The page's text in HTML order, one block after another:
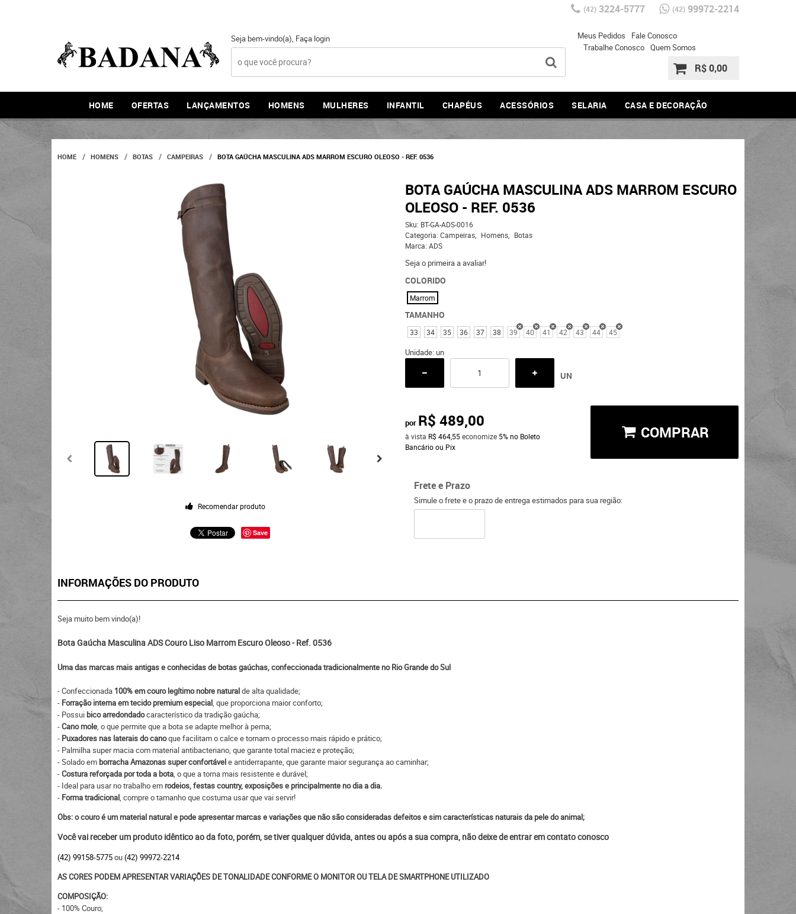
(42)3224-5777 (42)99972-2214
Seja bem-vindo(a), Faça login Meus Pedidos
Fale Conosco
Trabalhe Conosco Quem Somos
R$ 0,00
HOME OFERTAS LANÇAMENTOS HOMENS MULHERES INFANTIL CHAPÉUS ACESSÓRIOS SELARIA CASA E DECORAÇÃO
HOME HOMENS BOTAS CAMPEIRAS BOTA GAÚCHA MASCULINA ADS MARROM ESCURO OLEOSO - REF. 0536
Recomendar produto
Save
BOTA GAÚCHA MASCULINA ADS MARROM ESCURO
OLEOSO - REF. 0536
Sku: BT-GA-ADS-0016
Categoria: Campeiras Homens
Botas
Marca: ADS
Seja o primeira a avaliar!
COLORIDO
Marrom
TAMANHO
33 34 35 36 37 38 39 40 41 42 43 44 45
Unidade: un
UN
por R$ 489,00
à vista R$ 464,55economize 5% no Boleto
Bancário ou Pix
COMPRAR
Frete e Prazo
Simule o frete e o prazo de entrega estimados para sua região:
INFORMAÇÕES DO PRODUTO
Seja muito bem vindo(a)!
Bota Gaúcha Masculina ADS Couro Liso Marrom Escuro Oleoso - Ref. 0536
Uma das marcas mais antigas e conhecidas de botas gaúchas, confeccionada tradicionalmente no Rio Grande do Sul
- Confeccionada 100% em couro legítimo nobre naturalde alta qualidade;
- Forração interna em tecido premium especial, que proporciona maior conforto;
- Possui bico arredondadocaracterístico da tradição gaúcha;
-Cano mole, o que permite que a bota se adapte melhor à perna;
- Puxadores nas laterais do canoque facilitam o calce e tornam o processo mais rápido e prático;
- Palmilha super macia com material antibacteriano, que garante total maciez e proteção;
- Solado em borracha Amazonas super confortávele antiderrapante, que garante maior segurança ao caminhar;
-Costura reforçada por toda a bota, o que a torna mais resistente e durável;
- Ideal para usar no trabalho em rodeios, festas country, exposições e principalmente no dia a dia.
- Forma tradicional, compre o tamanho que costuma usar que vai servir!
Obs: o couro é um material natural e pode apresentar marcas e variações que não são consideradas defeitos e sim características naturais da pele do animal;
Você vai receber um produto idêntico ao da foto, porém, se tiver qualquer dúvida, antes ou após a sua compra, não deixe de entrar em contato conosco
(42) 99158-5775ou(42) 99972-2214
AS CORES PODEM APRESENTAR VARIAÇÕES DE TONALIDADE CONFORME O MONITOR OU TELA DE SMARTPHONE UTILIZADO
COMPOSIÇÃO:
- 100% Couro;